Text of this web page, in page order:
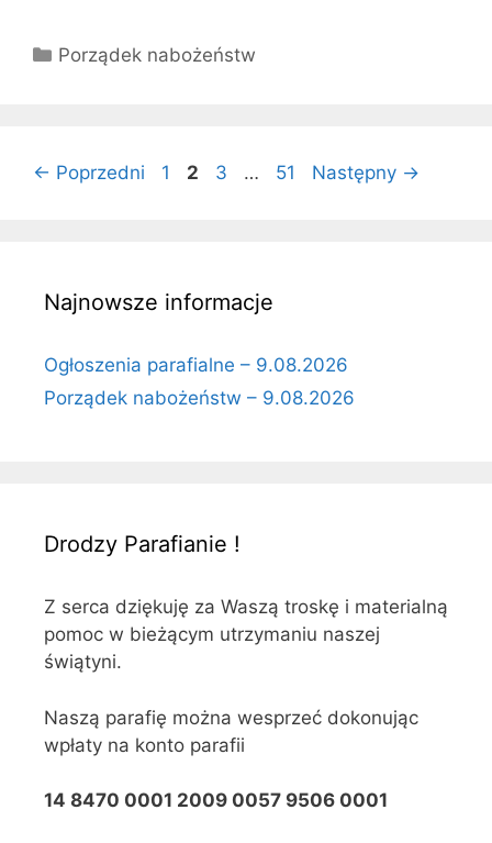
Kategorie
Porządek nabożeństw
← Poprzedni Strona
1 Strona
2 Strona
3 … Strona
51 Następny →
Najnowsze informacje
Ogłoszenia parafialne – 9.08.2026
Porządek nabożeństw – 9.08.2026
Drodzy Parafianie !
Z serca dziękuję za Waszą troskę i materialną
pomoc w bieżącym utrzymaniu naszej
świątyni.
Naszą parafię można wesprzeć dokonując
wpłaty na konto parafii
14 8470 0001 2009 0057 9506 0001